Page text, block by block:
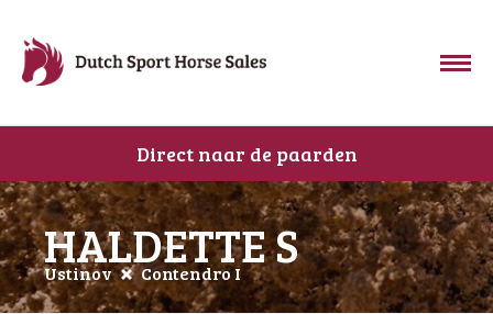
Direct naar de paarden
HALDETTE S
Ustinov Contendro I